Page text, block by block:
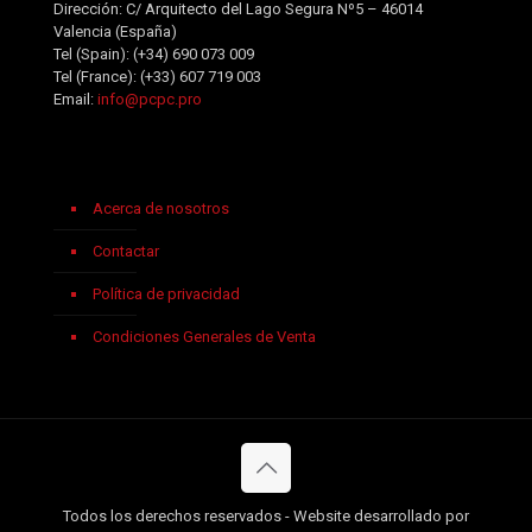
Dirección: C/ Arquitecto del Lago Segura Nº5 – 46014
Valencia (España)
Tel (Spain): (+34) 690 073 009
Tel (France): (+33) 607 719 003
Email: info@pcpc.pro
Acerca de nosotros
Contactar
Política de privacidad
Condiciones Generales de Venta
Todos los derechos reservados - Website desarrollado por